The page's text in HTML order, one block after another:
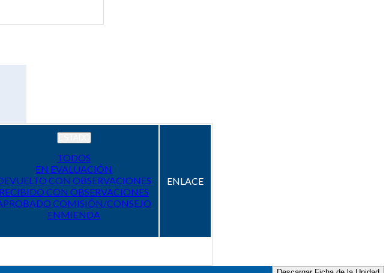
TODOS
EN EVALUACIÓN
CON OBSERVACIONES
RECIBIDO CON OBSERVACIONES
COMISIÓN/CONSEJO
ENMIENDA
ENLACE